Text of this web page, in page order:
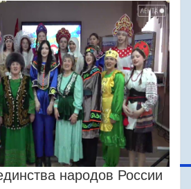
народов России